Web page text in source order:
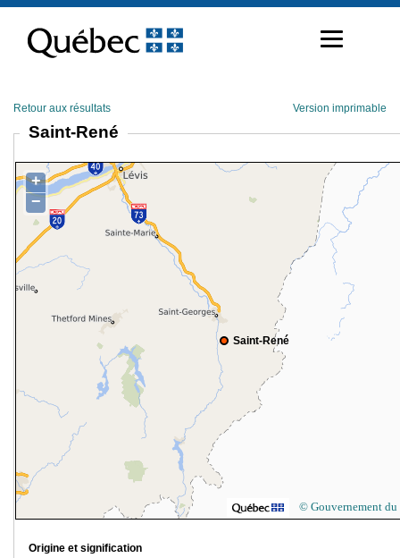
contenu
Retour aux résultats Version imprimable
Saint-René
Saint-René
+
−
© Gouvernement du
Origine et signification